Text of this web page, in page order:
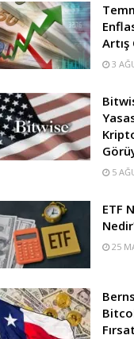
Artış
3
5
ETF
25